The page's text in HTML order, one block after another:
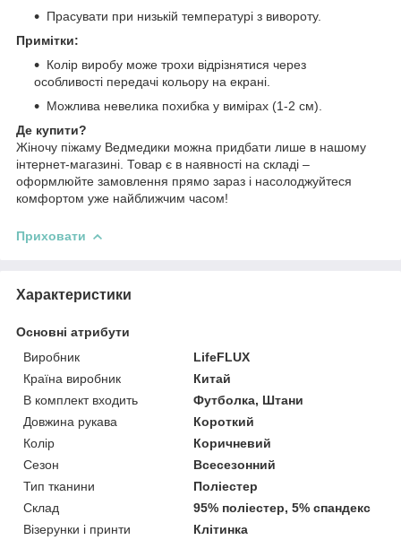
Прасувати при низькій температурі з вивороту.
Примітки:
Колір виробу може трохи відрізнятися через
особливості передачі кольору на екрані.
Можлива невелика похибка у вимірах (1-2 см).
Де купити?
Жіночу піжаму Ведмедики можна придбати лише в нашому
інтернет-магазині. Товар є в наявності на складі –
оформлюйте замовлення прямо зараз і насолоджуйтеся
комфортом уже найближчим часом!
Приховати
Характеристики
Основні атрибути
Виробник
LifeFLUX
Країна виробник
Китай
В комплект входить
Футболка, Штани
Довжина рукава
Короткий
Колір
Коричневий
Сезон
Всесезонний
Тип тканини
Поліестер
Склад
95% поліестер, 5% спандекс
Візерунки і принти
Клітинка